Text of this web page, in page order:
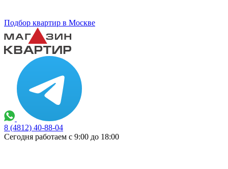
Подбор квартир в Москве
8 (4812) 40-88-04
Сегодня работаем с 9:00 до 18:00